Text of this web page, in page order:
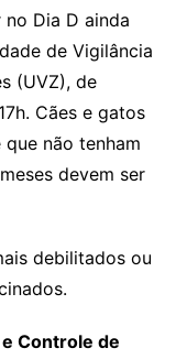
Dia D ainda
de Vigilância
(UVZ), de
Cães e gatos
não tenham
devem ser
debilitados ou
Controle de